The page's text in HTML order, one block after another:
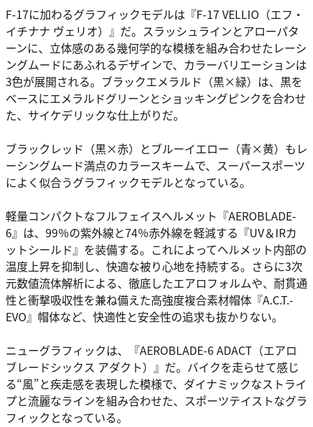
F-17に加わるグラフィックモデルは『F-17 VELLIO（エフ・
イチナナ ヴェリオ）』だ。スラッシュラインとアローパタ
ーンに、立体感のある幾何学的な模様を組み合わせたレーシ
ングムードにあふれるデザインで、カラーバリエーションは
3色が展開される。ブラックエメラルド（黒×緑）は、黒を
ベースにエメラルドグリーンとショッキングピンクを合わせ
た、サイケデリックな仕上がりだ。
ブラックレッド（黒×赤）とブルーイエロー（青×黄）もレ
ーシングムード満点のカラースキームで、スーパースポーツ
によく似合うグラフィックモデルとなっている。
軽量コンパクトなフルフェイスヘルメット『AEROBLADE-
6』は、99％の紫外線と74％赤外線を軽減する『UV＆IRカ
ットシールド』を装備する。これによってヘルメット内部の
温度上昇を抑制し、快適な被り心地を持続する。さらに3次
元数値流体解析による、徹底したエアロフォルムや、耐貫通
性と衝撃吸収性を兼ね備えた高強度複合素材帽体『A.C.T.-
EVO』帽体など、快適性と安全性の追求も抜かりない。
ニューグラフィックは、『AEROBLADE-6 ADACT（エアロ
ブレードシックス アダクト）』だ。バイクを走らせて感じ
る“風”と疾走感を表現した模様で、ダイナミックなストライ
プと流麗なラインを組み合わせた、スポーツテイストなグラ
フィックとなっている。